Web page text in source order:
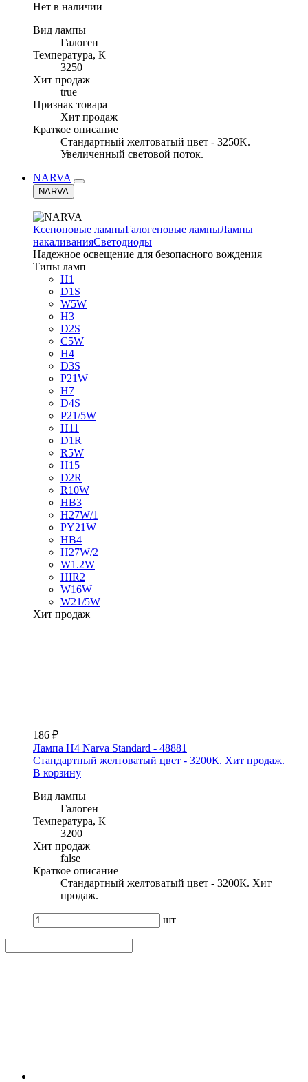
Нет в наличии
Вид лампы
Галоген
Температура, К
3250
Хит продаж
true
Признак товара
Хит продаж
Краткое описание
Стандартный желтоватый цвет - 3250K.
Увеличенный световой поток.
NARVA
NARVA
Ксеноновые лампыГалогеновые лампыЛампы
накаливанияСветодиоды
Надежное освещение для безопасного вождения
Типы ламп
H1
D1S
W5W
H3
D2S
C5W
H4
D3S
P21W
H7
D4S
P21/5W
H11
D1R
R5W
H15
D2R
R10W
HB3
H27W/1
PY21W
HB4
H27W/2
W1.2W
HIR2
W16W
W21/5W
Хит продаж
186 ₽
Лампа H4 Narva Standard - 48881
Стандартный желтоватый цвет - 3200К. Хит продаж.
В корзину
Вид лампы
Галоген
Температура, К
3200
Хит продаж
false
Краткое описание
Стандартный желтоватый цвет - 3200К. Хит
продаж.
шт